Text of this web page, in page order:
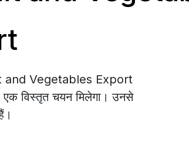
and Vegetables Export
विस्तृत चयन मिलेगा। उनसे